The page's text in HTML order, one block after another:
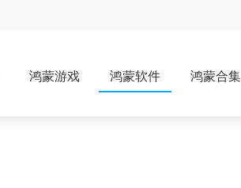
鸿蒙游戏 鸿蒙软件 鸿蒙合集